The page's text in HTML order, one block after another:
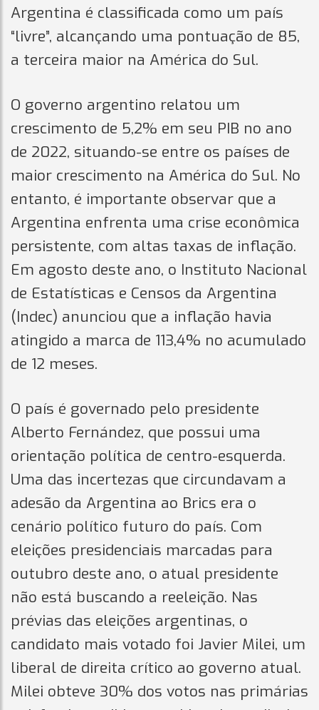
Argentina é classificada como um país
“livre”, alcançando uma pontuação de 85,
a terceira maior na América do Sul.
O governo argentino relatou um
crescimento de 5,2% em seu PIB no ano
de 2022, situando-se entre os países de
maior crescimento na América do Sul. No
entanto, é importante observar que a
Argentina enfrenta uma crise econômica
persistente, com altas taxas de inflação.
Em agosto deste ano, o Instituto Nacional
de Estatísticas e Censos da Argentina
(Indec) anunciou que a inflação havia
atingido a marca de 113,4% no acumulado
de 12 meses.
O país é governado pelo presidente
Alberto Fernández, que possui uma
orientação política de centro-esquerda.
Uma das incertezas que circundavam a
adesão da Argentina ao Brics era o
cenário político futuro do país. Com
eleições presidenciais marcadas para
outubro deste ano, o atual presidente
não está buscando a reeleição. Nas
prévias das eleições argentinas, o
candidato mais votado foi Javier Milei, um
liberal de direita crítico ao governo atual.
Milei obteve 30% dos votos nas primárias